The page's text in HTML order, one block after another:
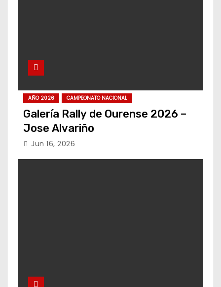
AÑO 2026 CAMPEONATO NACIONAL
Galería Rally de Ourense 2026 –
Jose Alvariño
Jun 16, 2026